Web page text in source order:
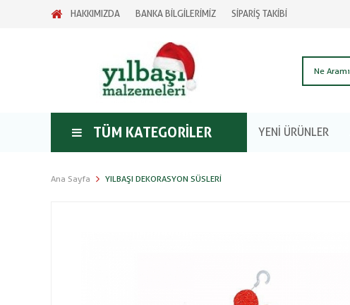
HAKKIMIZDA BANKA BİLGİLERİMİZ SİPARİŞ TAKİBİ
TÜM KATEGORILER YENİ ÜRÜNLER
Ana Sayfa YILBAŞI DEKORASYON SÜSLERI